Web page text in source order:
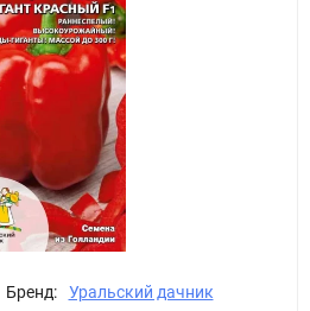
Бренд: Уральский дачник